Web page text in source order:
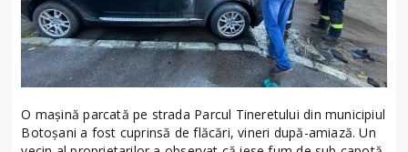
O mașină parcată pe strada Parcul Tineretului din municipiul
Botoșani a fost cuprinsă de flăcări, vineri după-amiază. Un